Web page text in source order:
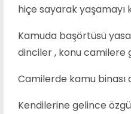
hiçe sayarak yaşamayı
Kamuda başörtüsü
dinciler , konu camilere
Camilerde kamu binası
Kendilerine gelince